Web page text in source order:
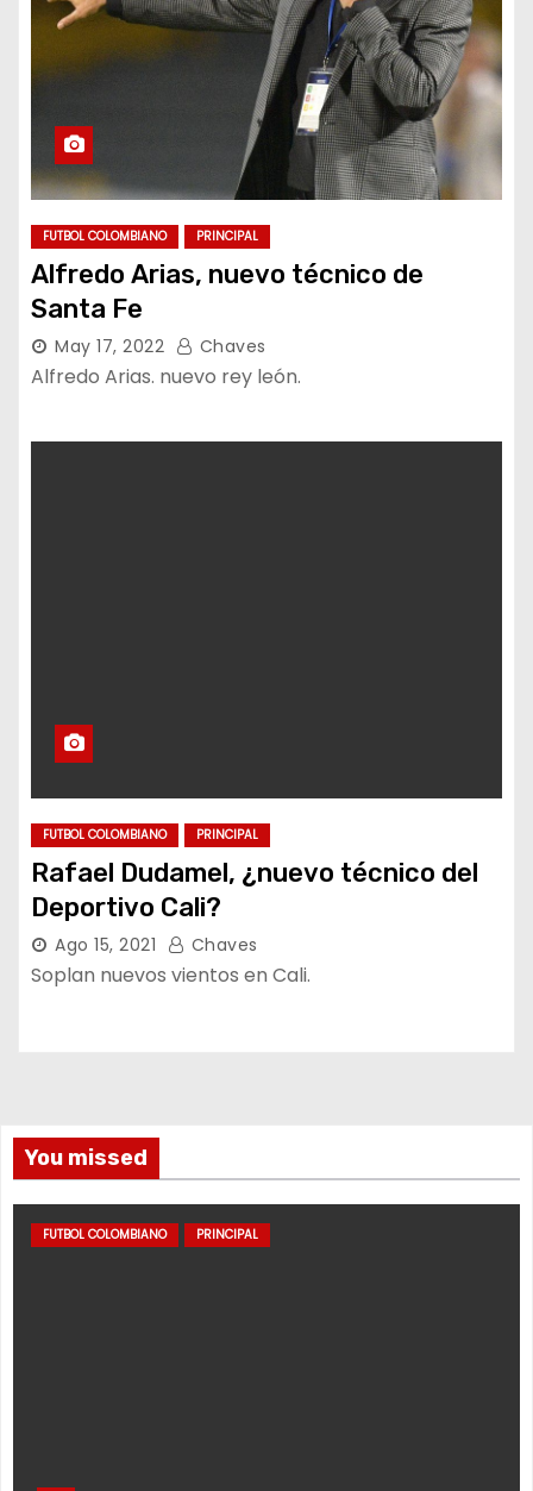
FUTBOL COLOMBIANO PRINCIPAL
Alfredo Arias, nuevo técnico de
Santa Fe
May 17, 2022 Chaves
Alfredo Arias. nuevo rey león.
FUTBOL COLOMBIANO PRINCIPAL
Rafael Dudamel, ¿nuevo técnico del
Deportivo Cali?
Ago 15, 2021 Chaves
Soplan nuevos vientos en Cali.
You missed
FUTBOL COLOMBIANO PRINCIPAL